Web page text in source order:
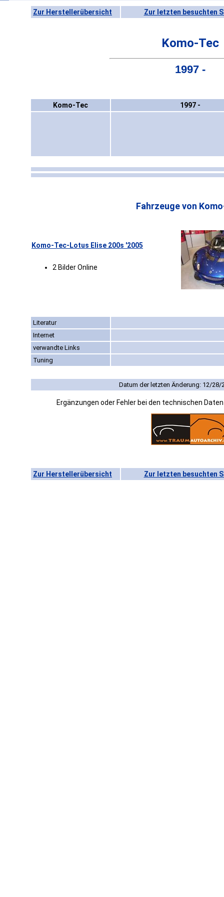
Zur Herstellerübersicht Zur letzten besuchten
Komo-Tec
1997 -
Komo-Tec 1997 -
Fahrzeuge von
Komo-Tec-Lotus Elise 200s '2005
2 Bilder Online
Literatur
Internet
verwandte Links
Tuning
Datum der letzten Änderung: 12/28/
Ergänzungen oder Fehler bei den technischen
Zur Herstellerübersicht Zur letzten besuchten